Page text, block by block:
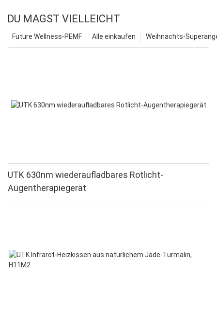
DU MAGST VIELLEICHT
Weihnachts-
Alle einkaufen
Future Wellness-PEMF
UTK 630nm wiederaufladbares Rotlicht-
Augentherapiegerät